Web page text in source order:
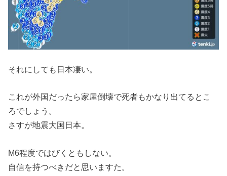
それにしても日本凄い。
これが外国だったら家屋倒壊で死者もかなり出てるとこ
ろでしょう。
さすが地震大国日本。
M6程度ではびくともしない。
自信を持つべきだと思いますた。